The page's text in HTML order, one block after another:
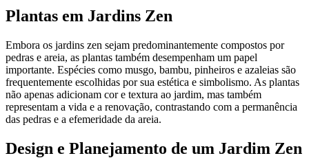
Plantas em Jardins Zen
Embora os jardins zen sejam predominantemente compostos por
pedras e areia, as plantas também desempenham um papel
importante. Espécies como musgo, bambu, pinheiros e azaleias são
frequentemente escolhidas por sua estética e simbolismo. As plantas
não apenas adicionam cor e textura ao jardim, mas também
representam a vida e a renovação, contrastando com a permanência
das pedras e a efemeridade da areia.
Design e Planejamento de um Jardim Zen